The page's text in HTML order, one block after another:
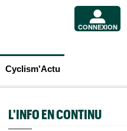
CONNEXION
Cyclism'Actu
L'INFO EN CONTINU